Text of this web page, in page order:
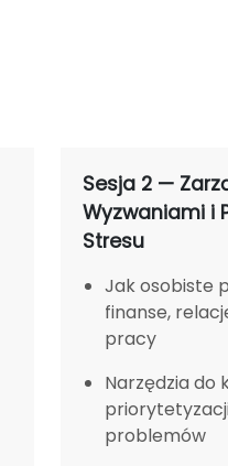
Sesja 2 —
Wyzwaniami i
Stresu
Jak osobiste
finanse,
pracy
Narzędzia do
problemów